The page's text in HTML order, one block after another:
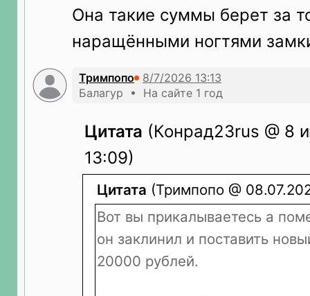
Она такие суммы берет за
наращёнными ногтями
Тримпопо
Балагур • На сайте 1 год
Цитата (Конрад23rus @ 8
13:09)
Цитата (Тримпопо @
Вот вы прикалываетесь а
он заклинил и поставить
20000 рублей.